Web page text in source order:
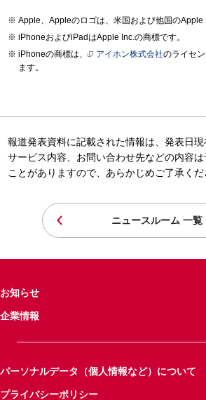
Apple、Appleのロゴは、米国および他国のApple
iPhoneおよびiPadはApple Inc.の商標です。
iPhoneの商標は、
アイホン株式会社のライセ
ます。
報道発表資料に記載された情報は、発表日現
サービス内容、お問い合わせ先などの内容
ことがありますので、あらかじめご了承くだ
ニュースルーム 一覧
お知らせ
企業情報
パーソナルデータ（個人情報など）について
プライバシーポリシー